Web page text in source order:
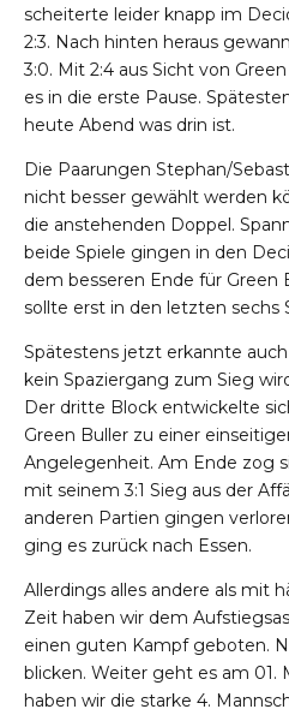
scheiterte leider knapp im
2:3. Nach hinten heraus
3:0. Mit 2:4 aus Sicht von
es in die erste Pause.
heute Abend was drin ist.
Die Paarungen Stephan/
nicht besser gewählt werden
die anstehenden Doppel.
beide Spiele gingen in den
dem besseren Ende für Green
sollte erst in den letzten sechs
Spätestens jetzt erkannte
kein Spaziergang zum Sieg
Der dritte Block entwickelte
Green Buller zu einer
Angelegenheit. Am Ende zog
mit seinem 3:1 Sieg aus der
anderen Partien gingen
ging es zurück nach Essen.
Allerdings alles andere als mit
Zeit haben wir dem
einen guten Kampf geboten.
blicken. Weiter geht es am 01.
haben wir die starke 4.